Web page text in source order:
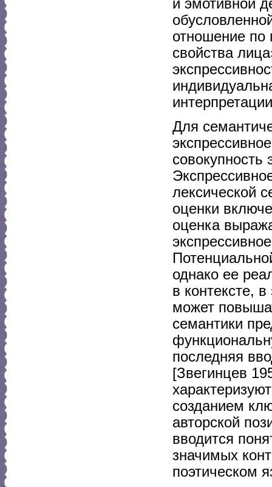
и эмотивной
отношение по
свойства
Для
лексической
оценки
оценка
однако ее
в контексте,
может
семантики
последняя
[Звегинцев
созданием
авторской
вводится
значимых
поэтическом